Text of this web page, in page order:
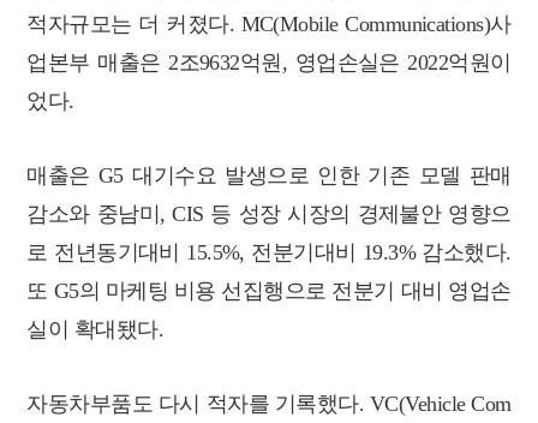
적자규모는 더 커졌다. MC(Mobile Communications)사
업본부 매출은 2조9632억원, 영업손실은 2022억원이
었다.
매출은 G5 대기수요 발생으로 인한 기존 모델 판매
감소와 중남미, CIS 등 성장 시장의 경제불안 영향으
로 전년동기대비 15.5%, 전분기대비 19.3% 감소했다.
또 G5의 마케팅 비용 선집행으로 전분기 대비 영업손
실이 확대됐다.
자동차부품도 다시 적자를 기록했다. VC(Vehicle Com